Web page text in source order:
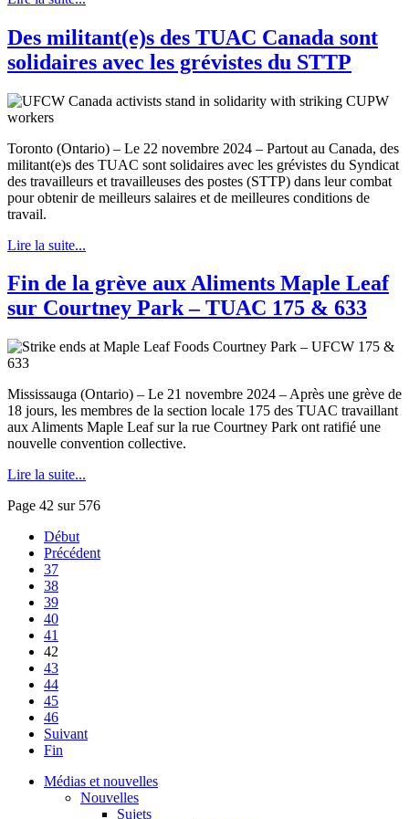
Des militant(e)s des TUAC Canada sont
solidaires avec les grévistes du STTP
Toronto (Ontario) – Le 22 novembre 2024 – Partout au Canada, des
militant(e)s des TUAC sont solidaires avec les grévistes du Syndicat
des travailleurs et travailleuses des postes (STTP) dans leur combat
pour obtenir de meilleurs salaires et de meilleures conditions de
travail.
Lire la suite...
Fin de la grève aux Aliments Maple Leaf
sur Courtney Park – TUAC 175 & 633
Mississauga (Ontario) – Le 21 novembre 2024 – Après une grève de
18 jours, les membres de la section locale 175 des TUAC travaillant
aux Aliments Maple Leaf sur la rue Courtney Park ont ratifié une
nouvelle convention collective.
Lire la suite...
Page 42 sur 576
Début
Précédent
37
38
39
40
41
42
43
44
45
46
Suivant
Fin
Médias et nouvelles
Nouvelles
Sujets